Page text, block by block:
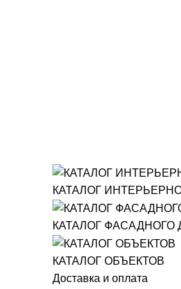
КАТАЛОГ
КАТАЛОГ ФАСАДНОГО
КАТАЛОГ ОБЪЕКТОВ
Доставка и оплата